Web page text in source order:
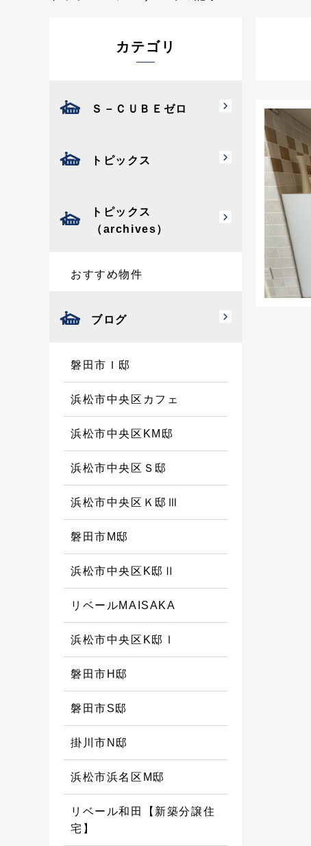
カテゴリ
Ｓ－ＣＵＢＥゼロ
トピックス
トピックス
（archives）
おすすめ物件
ブログ
磐田市Ｉ邸
浜松市中央区カフェ
浜松市中央区KM邸
浜松市中央区Ｓ邸
浜松市中央区Ｋ邸Ⅲ
磐田市M邸
浜松市中央区K邸Ⅱ
リベールMAISAKA
浜松市中央区K邸Ⅰ
磐田市H邸
磐田市S邸
掛川市N邸
浜松市浜名区M邸
リベール和田【新築分譲住
宅】